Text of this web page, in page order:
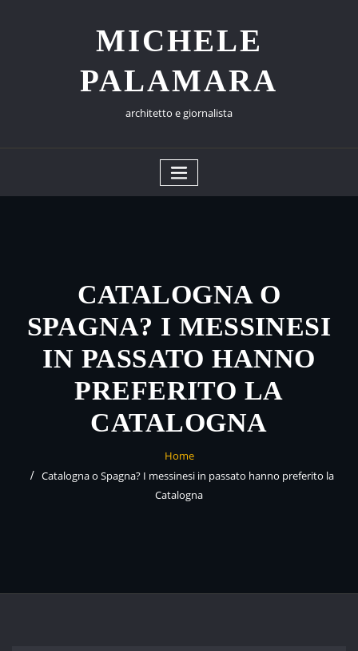
MICHELE
PALAMARA
architetto e giornalista
CATALOGNA O
SPAGNA? I MESSINESI
IN PASSATO HANNO
PREFERITO LA
CATALOGNA
Home
Catalogna o Spagna? I messinesi in passato hanno preferito la
Catalogna